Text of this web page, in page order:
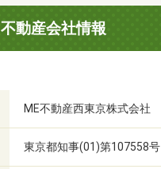
不動産会社情報
ME不動産西東京株式会社
東京都知事(01)第107558号